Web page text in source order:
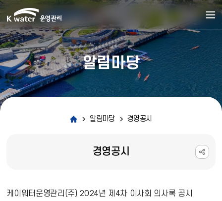
알림마당
알림마당 경영공시
경영공시
케이워터운영관리(주) 2024년 제4차 이사회 의사록 공시